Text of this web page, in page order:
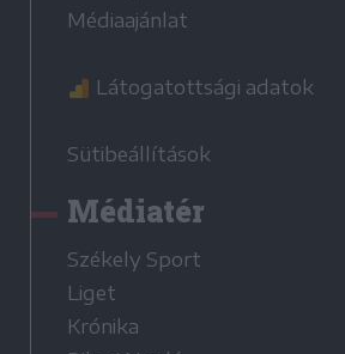
Médiaajánlat
Látogatottsági adatok
Sütibeállítások
Médiatér
Székely Sport
Liget
Krónika